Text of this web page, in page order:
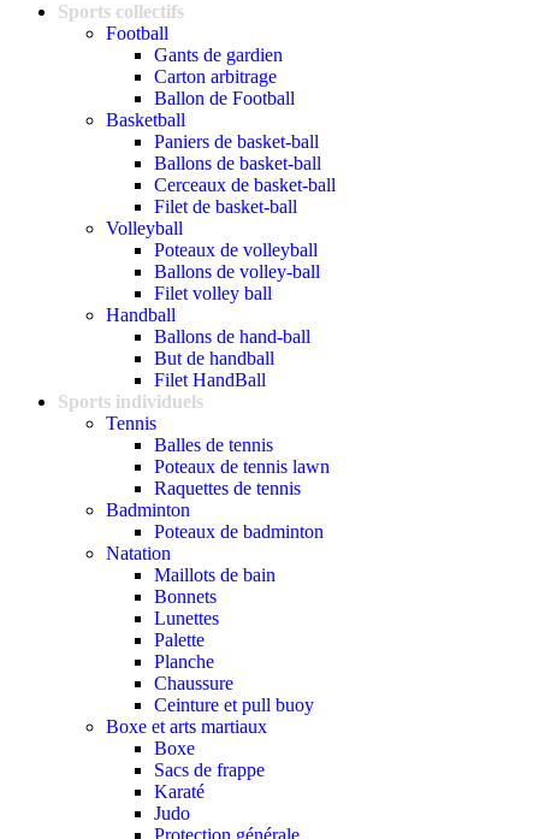
Sports collectifs
Football
Gants de gardien
Carton arbitrage
Ballon de Football
Basketball
Paniers de basket-ball
Ballons de basket-ball
Cerceaux de basket-ball
Filet de basket-ball
Volleyball
Poteaux de volleyball
Ballons de volley-ball
Filet volley ball
Handball
Ballons de hand-ball
But de handball
Filet HandBall
Sports individuels
Tennis
Balles de tennis
Poteaux de tennis lawn
Raquettes de tennis
Badminton
Poteaux de badminton
Natation
Maillots de bain
Bonnets
Lunettes
Palette
Planche
Chaussure
Ceinture et pull buoy
Boxe et arts martiaux
Boxe
Sacs de frappe
Karaté
Judo
Protection générale